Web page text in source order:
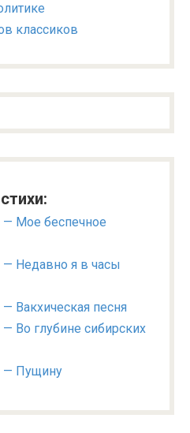
классиков
Мое беспечное
Недавно я в часы
Вакхическая песня
Во глубине сибирских
— Пущину